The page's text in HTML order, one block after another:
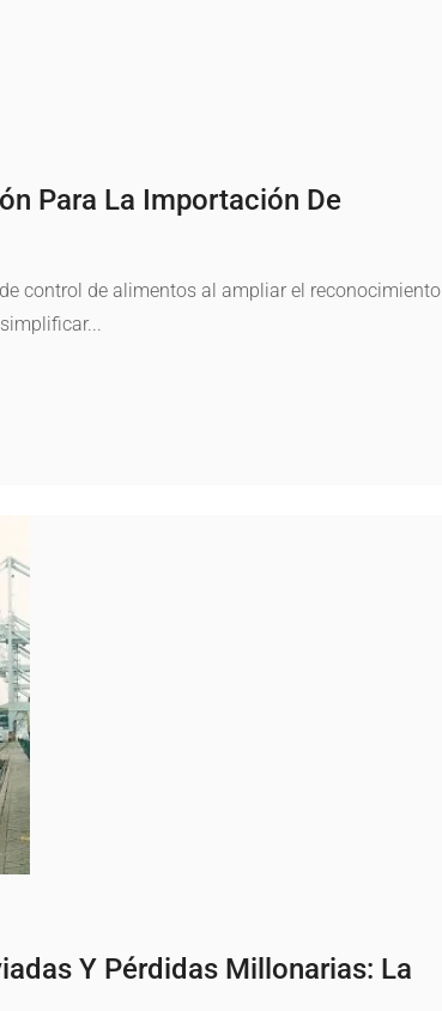
Para La Importación De
control de alimentos al ampliar el reconocimiento
Y Pérdidas Millonarias: La